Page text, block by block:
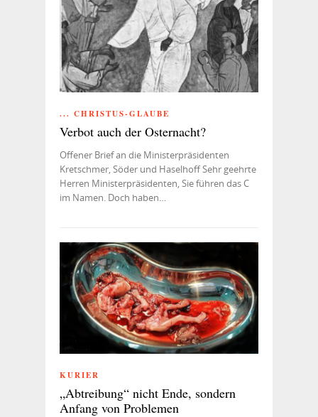
... CHRISTUS-GLAUBE
Verbot auch der Osternacht?
Offener Brief an die Ministerpräsidenten
Kretschmer, Söder und Haselhoff Sehr geehrte
Herren Ministerpräsidenten, Sie führen das C
im Namen. Doch haben…
KURIER
„Abtreibung“ nicht Ende, sondern
Anfang von Problemen